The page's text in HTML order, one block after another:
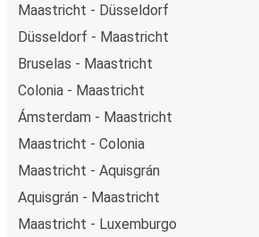
Maastricht - Düsseldorf
Düsseldorf - Maastricht
Bruselas - Maastricht
Colonia - Maastricht
Ámsterdam - Maastricht
Maastricht - Colonia
Maastricht - Aquisgrán
Aquisgrán - Maastricht
Maastricht - Luxemburgo